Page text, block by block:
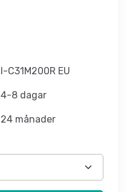
I-C31M200R EU
4-8 dagar
24 månader